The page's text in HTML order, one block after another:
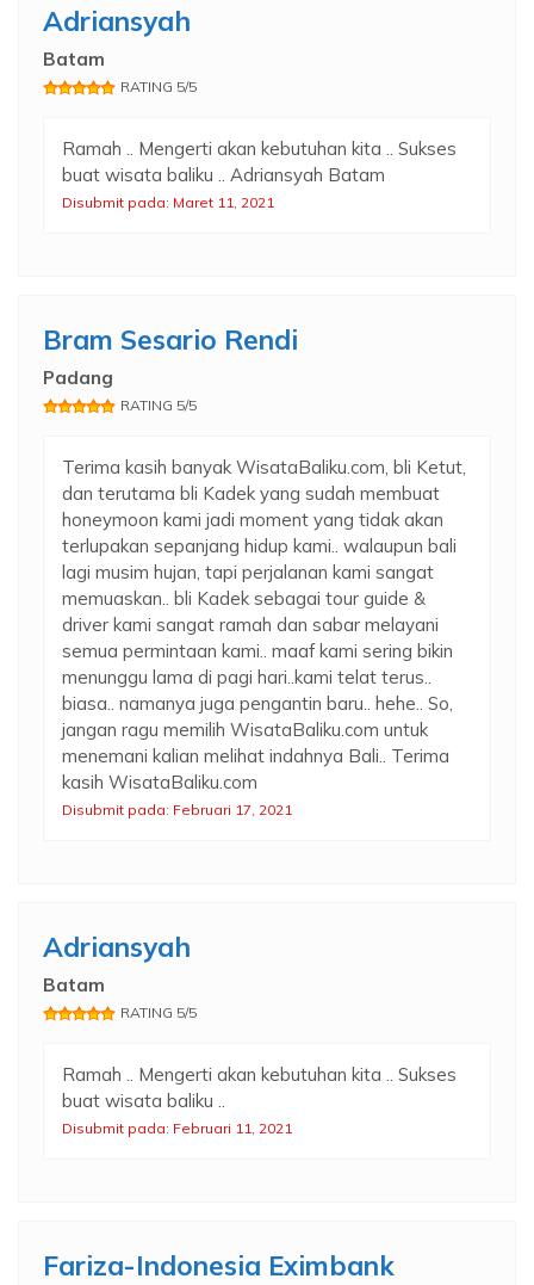
Adriansyah
Batam
RATING 5/5
Ramah .. Mengerti akan kebutuhan kita .. Sukses
buat wisata baliku .. Adriansyah Batam
Disubmit pada: Maret 11, 2021
Bram Sesario Rendi
Padang
RATING 5/5
Terima kasih banyak WisataBaliku.com, bli Ketut,
dan terutama bli Kadek yang sudah membuat
honeymoon kami jadi moment yang tidak akan
terlupakan sepanjang hidup kami.. walaupun bali
lagi musim hujan, tapi perjalanan kami sangat
memuaskan.. bli Kadek sebagai tour guide &
driver kami sangat ramah dan sabar melayani
semua permintaan kami.. maaf kami sering bikin
menunggu lama di pagi hari..kami telat terus..
biasa.. namanya juga pengantin baru.. hehe.. So,
jangan ragu memilih WisataBaliku.com untuk
menemani kalian melihat indahnya Bali.. Terima
kasih WisataBaliku.com
Disubmit pada: Februari 17, 2021
Adriansyah
Batam
RATING 5/5
Ramah .. Mengerti akan kebutuhan kita .. Sukses
buat wisata baliku ..
Disubmit pada: Februari 11, 2021
Fariza-Indonesia Eximbank